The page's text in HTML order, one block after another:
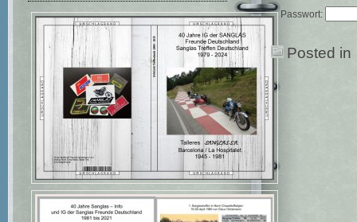
Passwort:
Posted in